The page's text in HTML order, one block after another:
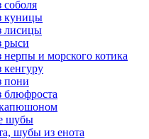
куницы
лисицы
рыси
и морского котика
пони
шубы
шубы из енота